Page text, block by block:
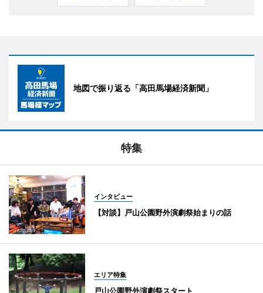
地図で振り返る「高田馬場経済新聞」
特集
インタビュー
【対談】戸山公園野外演劇祭始まりの話
エリア特集
戸山公園野外演劇祭スタート